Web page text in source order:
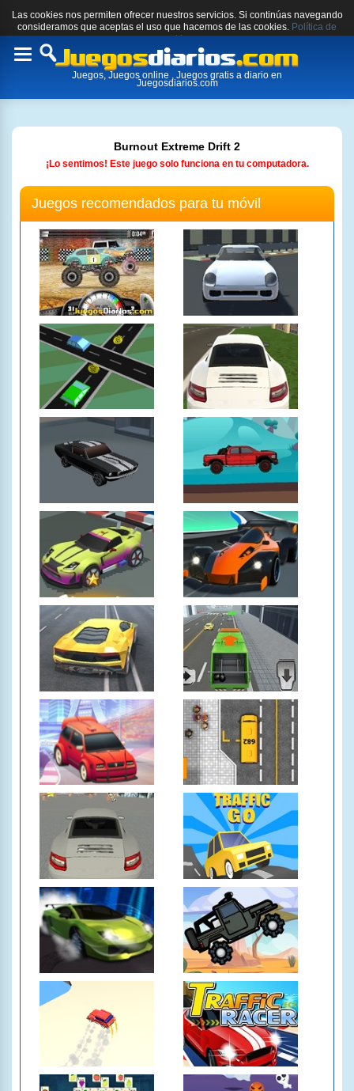
Las cookies nos permiten ofrecer nuestros servicios. Si continúas navegando
consideramos que aceptas el uso que hacemos de las cookies. Política de
cookies.
Toggle
Juegos, Juegos online , Juegos gratis a diario en
Juegosdiarios.com
Burnout Extreme Drift 2
¡Lo sentimos! Este juego solo funciona en tu computadora.
Juegos recomendados para tu móvil